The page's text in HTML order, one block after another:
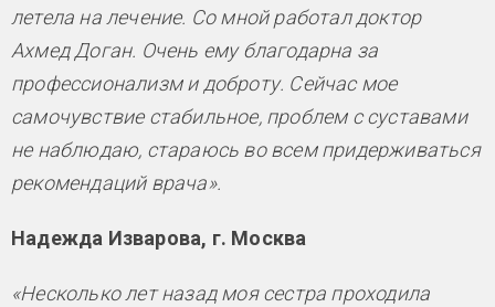
летела на лечение. Со мной работал доктор
Ахмед Доган. Очень ему благодарна за
профессионализм и доброту. Сейчас мое
самочувствие стабильное, проблем с суставами
не наблюдаю, стараюсь во всем придерживаться
рекомендаций врача».
Надежда Изварова, г. Москва
«Несколько лет назад моя сестра проходила